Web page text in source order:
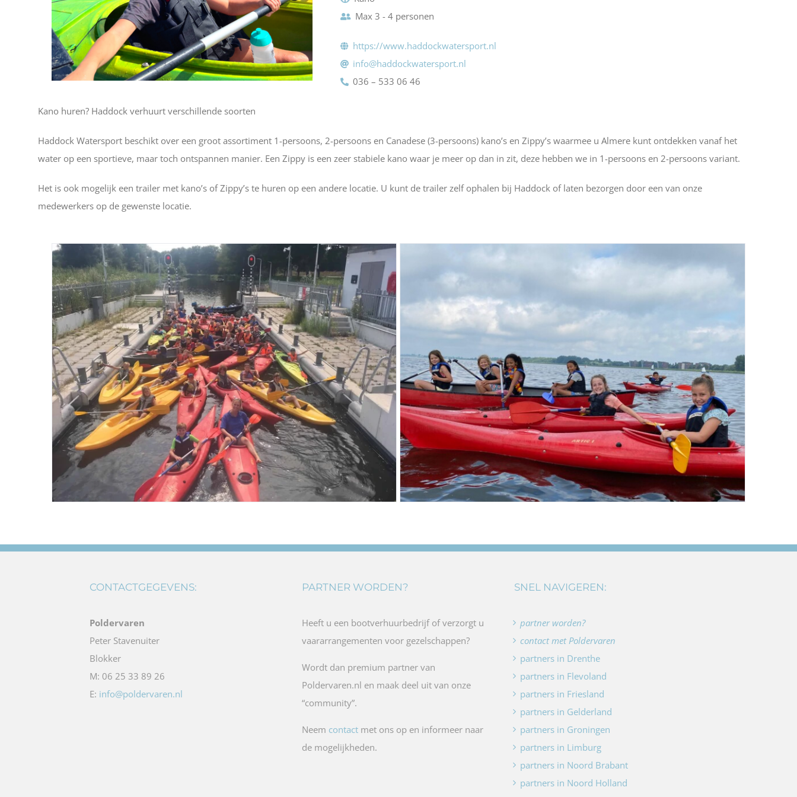
Max 3 - 4 personen
https://www.haddockwatersport.nl
info@haddockwatersport.nl
036 – 533 06 46
Kano huren? Haddock verhuurt verschillende soorten
Haddock Watersport beschikt over een groot assortiment 1-persoons, 2-persoons en Canadese (3-persoons) kano’s en Zippy’s waarmee u Almere kunt ontdekken vanaf het
water op een sportieve, maar toch ontspannen manier. Een Zippy is een zeer stabiele kano waar je meer op dan in zit, deze hebben we in 1-persoons en 2-persoons variant.
Het is ook mogelijk een trailer met kano’s of Zippy’s te huren op een andere locatie. U kunt de trailer zelf ophalen bij Haddock of laten bezorgen door een van onze
medewerkers op de gewenste locatie.
CONTACTGEGEVENS:
Poldervaren
Peter Stavenuiter
Blokker
M: 06 25 33 89 26
E: info@poldervaren.nl
PARTNER WORDEN?
Heeft u een bootverhuurbedrijf of verzorgt u
vaararrangementen voor gezelschappen?
Wordt dan premium partner van
Poldervaren.nl en maak deel uit van onze
“community”.
Neem contact met ons op en informeer naar
de mogelijkheden.
SNEL NAVIGEREN:
partner worden?
contact met Poldervaren
partners in Drenthe
partners in Flevoland
partners in Friesland
partners in Gelderland
partners in Groningen
partners in Limburg
partners in Noord Brabant
partners in Noord Holland